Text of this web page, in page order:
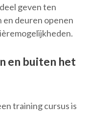
geven ten
en deuren openen
en buiten het
training cursus is